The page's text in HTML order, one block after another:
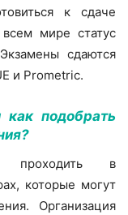
к сдаче
мире статус
сдаются
и Prometric.
подобрать
в
которые могут
Организация